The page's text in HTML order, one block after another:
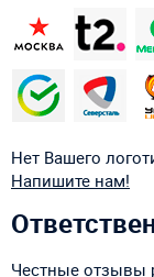
Нет Вашего
Напишите нам!
Честные отзывы